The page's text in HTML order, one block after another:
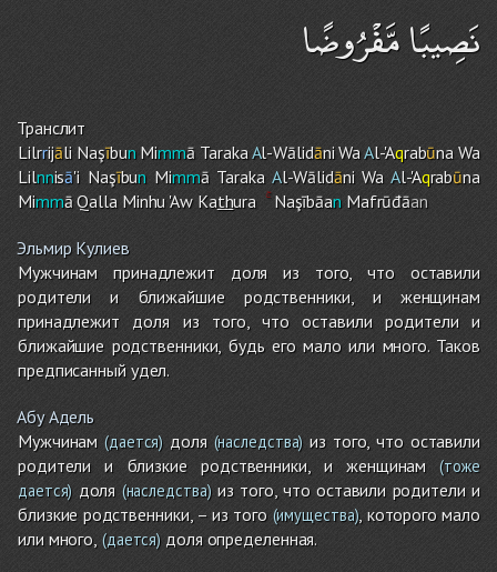
نَصِيبًا مَّفْرُوضًا
Транслит
Lilrrijāli NaşībunMimmā TarakaAl-Wālidāni WaAl-'Aqrabūna Wa
Lilnnisā'i Naşībun Mimmā TarakaAl-Wālidāni Wa Al-'Aqrabūna
Mimmā Qalla Minhu 'Aw Kathura NaşībāanMafrūđāan
Эльмир Кулиев
Мужчинам принадлежит доля из того, что оставили
родители и ближайшие родственники, и женщинам
принадлежит доля из того, что оставили родители и
ближайшие родственники, будь его мало или много. Таков
предписанный удел.
Абу Адель
Мужчинам (дается) доля(наследства) из того, что оставили
родители и близкие родственники, и женщинам (тоже
дается) доля (наследства)из того, что оставили родители и
близкие родственники, – из того (имущества), которого мало
или много, (дается) доля определенная.